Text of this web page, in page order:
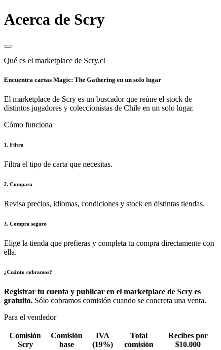
Acerca de Scry
Qué es el marketplace de Scry.cl
Encuentra cartas Magic: The Gathering en un solo lugar
El marketplace de Scry es un buscador que reúne el stock de
distintos jugadores y coleccionistas de Chile en un solo lugar.
Cómo funciona
1. Filtra
Filtra el tipo de carta que necesitas.
2. Compara
Revisa precios, idiomas, condiciones y stock en distintas tiendas.
3. Compra seguro
Elige la tienda que prefieras y completa tu compra directamente con
ella.
¿Cuánto cobramos?
Registrar tu cuenta y publicar en el marketplace de Scry es
gratuito. Sólo cobramos comisión cuando se concreta una venta.
Para el vendedor
Comisión
Scry
Comisión
base
IVA
(19%)
Total
comisión
Recibes por
$10.000